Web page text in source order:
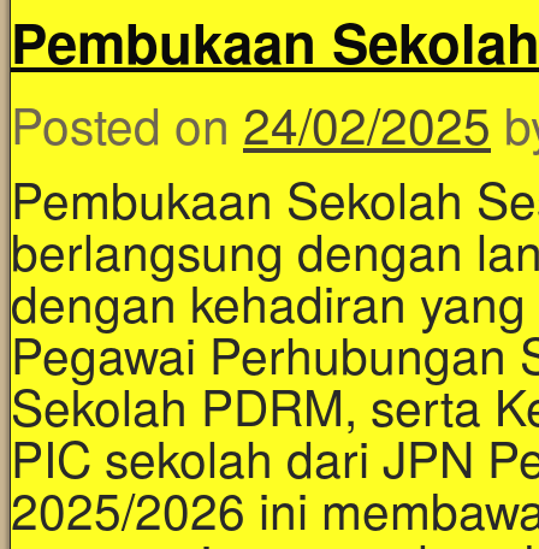
Pembukaan
Posted on 24/02/2025
Pembukaan Sekolah
berlangsung dengan
dengan kehadiran
Pegawai Perhubungan
Sekolah PDRM, serta
PIC sekolah dari JPN
2025/2026 ini